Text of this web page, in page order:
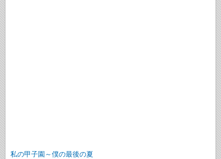
私の甲子園～僕の最後の夏